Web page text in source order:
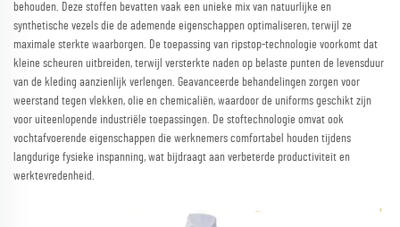
behouden. Deze stoffen bevatten vaak een unieke mix van natuurlijke en
synthetische vezels die de ademende eigenschappen optimaliseren, terwijl ze
maximale sterkte waarborgen. De toepassing van ripstop-technologie voorkomt dat
kleine scheuren uitbreiden, terwijl versterkte naden op belaste punten de levensduur
van de kleding aanzienlijk verlengen. Geavanceerde behandelingen zorgen voor
weerstand tegen vlekken, olie en chemicaliën, waardoor de uniforms geschikt zijn
voor uiteenlopende industriële toepassingen. De stoftechnologie omvat ook
vochtafvoerende eigenschappen die werknemers comfortabel houden tijdens
langdurige fysieke inspanning, wat bijdraagt aan verbeterde productiviteit en
werktevredenheid.